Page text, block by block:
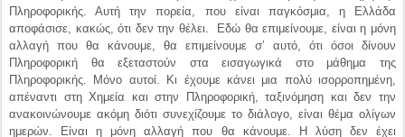
ανακοινώνουμε ακόμη διότι συνεχίζουμε το διάλογο, είναι θέμα ολίγων
ημερών. Είναι η μόνη αλλαγή που θα κάνουμε. Η λύση δεν έχει
ανακοινωθεί. Οι χημικοί έχουν τις απόψεις ή και τις αιτιάσεις τους.
Γίνονται απόλυτα σεβαστές, εκτιμούμε και σεβόμαστε πάρα πολύ και
αυτό τον κλάδο της επιστήμης. Και θα τον σεβαστούμε διατηρώντας τη
δυνατότητά τους να είναι παρόντες και η επιστήμη τους να είναι
παρούσα εκεί όπου επιστημολογικά, όχι απλώς επιστημονικά αλλά
επιστημολογικά, πρέπει έτσι να είναι. Δε μπορεί αυτό όμως να γίνει σε